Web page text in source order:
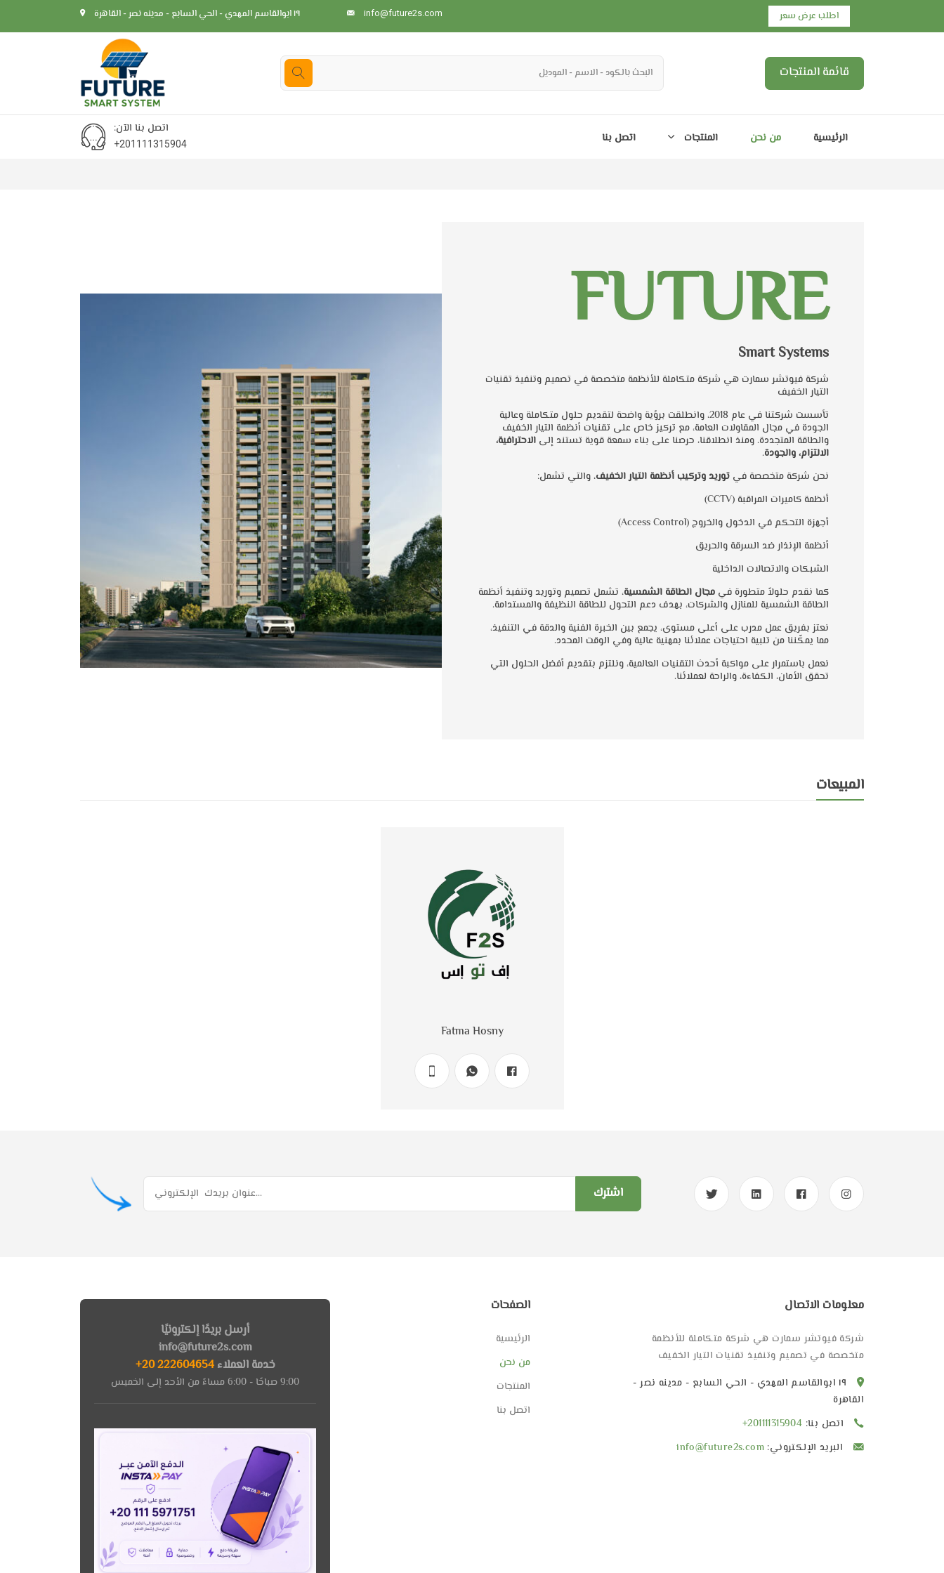
١٩ ابوالقاسم المهدي - الحي السابع - مدينه نصر - القاهرة info@future2s.com اطلب عرض سعر
قائمة المنتجات
:اتصل بنا الآن
+201111315904 الرئيسية من نحن المنتجات اتصل بنا
FUTURE
Smart Systems
شركة فيوتشر سمارت هي شركة متكاملة للأنظمة متخصصة في تصميم وتنفيذ تقنيات
التيار الخفيف
تأسست شركتنا في عام 2018، وانطلقت برؤية واضحة لتقديم حلول متكاملة وعالية
الجودة في مجال المقاولات العامة، مع تركيز خاص على تقنيات أنظمة التيار الخفيف
والطاقة المتجددة. ومنذ انطلاقنا، حرصنا على بناء سمعة قوية تستند إلى الاحترافية،
الالتزام، والجودة.
نحن شركة متخصصة في توريد وتركيب أنظمة التيار الخفيف، والتي تشمل:
(CCTV) أنظمة كاميرات المراقبة
(Access Control) أجهزة التحكم في الدخول والخروج
أنظمة الإنذار ضد السرقة والحريق
الشبكات والاتصالات الداخلية
كما نقدم حلولاً متطورة في مجال الطاقة الشمسية، تشمل تصميم وتوريد وتنفيذ أنظمة
الطاقة الشمسية للمنازل والشركات، بهدف دعم التحول للطاقة النظيفة والمستدامة.
نعتز بفريق عمل مدرب على أعلى مستوى، يجمع بين الخبرة الفنية والدقة في التنفيذ،
مما يمكّننا من تلبية احتياجات عملائنا بمهنية عالية وفي الوقت المحدد.
نعمل باستمرار على مواكبة أحدث التقنيات العالمية، ونلتزم بتقديم أفضل الحلول التي
تحقق الأمان، الكفاءة، والراحة لعملائنا.
المبيعات
Fatma Hosny
اشترك
معلومات الاتصال
شركة فيوتشر سمارت هي شركة متكاملة للأنظمة
متخصصة في تصميم وتنفيذ تقنيات التيار الخفيف
١٩ ابوالقاسم المهدي - الحي السابع - مدينه نصر -
القاهرة
اتصل بنا: +201111315904
البريد الإلكتروني:info@future2s.com
الصفحات
الرئيسية
من نحن
المنتجات
اتصل بنا
أرسل بريدًا إلكترونيًا
info@future2s.com
خدمة العملاء222604654 20+
9:00 صباحًا - 6:00 مساءً من الأحد إلى الخميس